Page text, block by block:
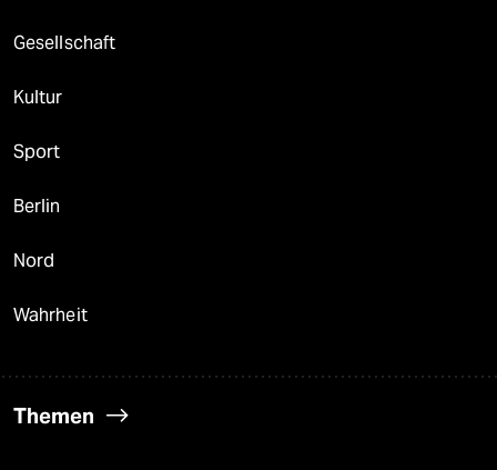
Gesellschaft
Kultur
Sport
Berlin
Nord
Wahrheit
Themen